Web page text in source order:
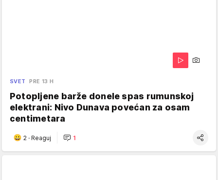
SVET PRE 13 H
Potopljene barže donele spas rumunskoj
elektrani: Nivo Dunava povećan za osam
centimetara
2 · Reaguj 1